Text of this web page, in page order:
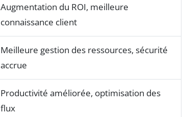
Augmentation du ROI, meilleure
connaissance client
Meilleure gestion des ressources, sécurité
accrue
Productivité améliorée, optimisation des
flux